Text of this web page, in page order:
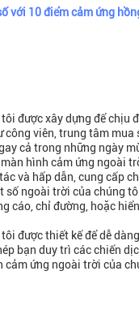
với 10 điểm cảm ứng
được xây dựng để
viên, trung tâm
cả trong những ngày
hình cảm ứng ngoài
và hấp dẫn, cung cấp
số ngoài trời của chúng
cáo, chỉ đường, hoặc
được thiết kế để dễ
bạn duy trì các chiến
ứng ngoài trời của